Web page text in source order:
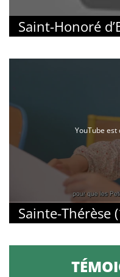
YouTube